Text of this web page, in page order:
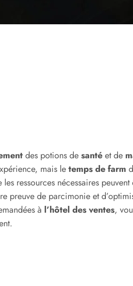
des potions desantéet de
mais letemps de farm
ressources nécessaires peuvent
preuve de parcimonie et
à l’hôtel des ventes,